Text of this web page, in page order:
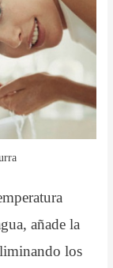
añade la
los